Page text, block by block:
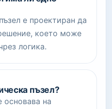
е проектиран да
което може
логика.
пъзел?
основава на